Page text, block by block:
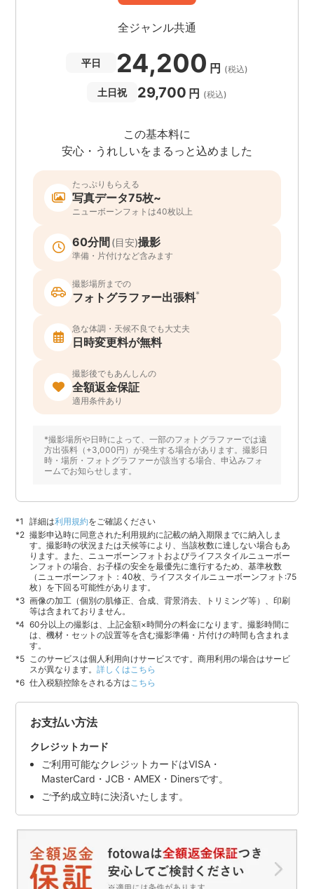
全ジャンル共通
平日 24,200 円 (税込)
土日祝 29,700 円 (税込)
この基本料に
安心・うれしいをまるっと込めました
たっぷりもらえる
写真データ75枚~
ニューボーンフォトは40枚以上
60分間 (目安)撮影
準備・片付けなど含みます
撮影場所までの
フォトグラファー出張料*
急な体調・天候不良でも大丈夫
日時変更料が無料
撮影後でもあんしんの
全額返金保証
適用条件あり
*撮影場所や日時によって、一部のフォトグラファーでは遠
方出張料（+3,000円）が発生する場合があります。撮影日
時・場所・フォトグラファーが該当する場合、申込みフォ
ームでお知らせします。
詳細は利用規約をご確認ください
撮影申込時に同意された利用規約に記載の納入期限までに納入しま
す。撮影時の状況または天候等により、当該枚数に達しない場合もあ
ります。また、ニューボーンフォトおよびライフスタイルニューボー
ンフォトの場合、お子様の安全を最優先に進行するため、基準枚数
（ニューボーンフォト：40枚、ライフスタイルニューボーンフォト:75
枚）を下回る可能性があります。
画像の加工（個別の肌修正、合成、背景消去、トリミング等）、印刷
等は含まれておりません。
60分以上の撮影は、上記金額×時間分の料金になります。撮影時間に
は、機材・セットの設置等を含む撮影準備・片付けの時間も含まれま
す。
このサービスは個人利用向けサービスです。商用利用の場合はサービ
スが異なります。詳しくはこちら
仕入税額控除をされる方は こちら
お支払い方法
クレジットカード
ご利用可能なクレジットカードはVISA・
MasterCard・JCB・AMEX・Dinersです。
ご予約成立時に決済いたします。